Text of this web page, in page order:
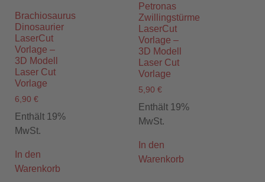
Brachiosaurus
Dinosaurier
LaserCut
Vorlage –
3D Modell
Laser Cut
Vorlage
6,90 €
Enthält 19%
MwSt.
In den
Warenkorb
Petronas
Zwillingstürme
LaserCut
Vorlage –
3D Modell
Laser Cut
Vorlage
5,90 €
Enthält 19%
MwSt.
In den
Warenkorb